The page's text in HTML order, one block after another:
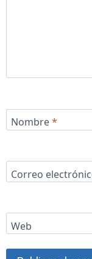
Nombre*
Correo
Web